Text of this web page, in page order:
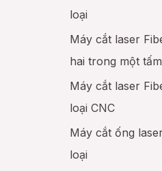
loại
Máy cắt laser
hai trong một
Máy cắt laser
loại CNC
Máy cắt ống
loại